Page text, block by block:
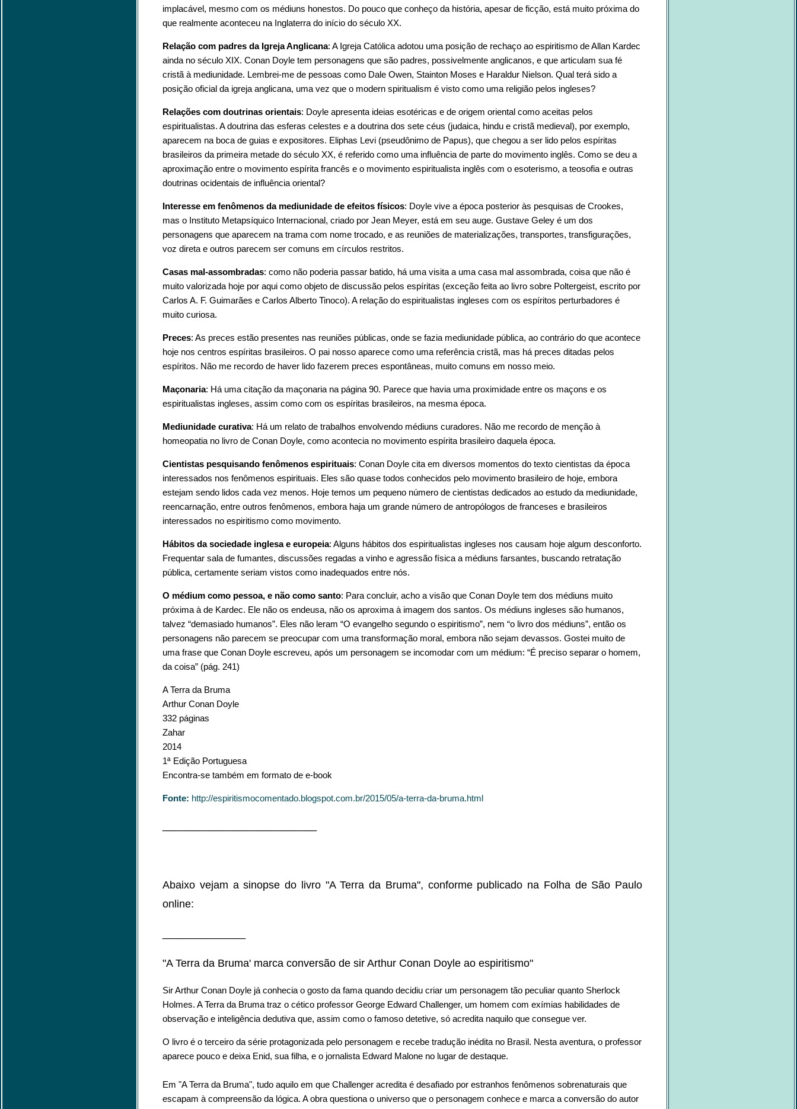
implacável, mesmo com os médiuns honestos. Do pouco que conheço da história, apesar de ficção, está muito próxima do
que realmente aconteceu na Inglaterra do início do século XX.
Relação com padres da Igreja Anglicana: A Igreja Católica adotou uma posição de rechaço ao espiritismo de Allan Kardec
ainda no século XIX. Conan Doyle tem personagens que são padres, possivelmente anglicanos, e que articulam sua fé
cristã à mediunidade. Lembrei-me de pessoas como Dale Owen, Stainton Moses e Haraldur Nielson. Qual terá sido a
posição oficial da igreja anglicana, uma vez que o modern spiritualism é visto como uma religião pelos ingleses?
Relações com doutrinas orientais: Doyle apresenta ideias esotéricas e de origem oriental como aceitas pelos
espiritualistas. A doutrina das esferas celestes e a doutrina dos sete céus (judaica, hindu e cristã medieval), por exemplo,
aparecem na boca de guias e expositores. Eliphas Levi (pseudônimo de Papus), que chegou a ser lido pelos espíritas
brasileiros da primeira metade do século XX, é referido como uma influência de parte do movimento inglês. Como se deu a
aproximação entre o movimento espírita francês e o movimento espiritualista inglês com o esoterismo, a teosofia e outras
doutrinas ocidentais de influência oriental?
Interesse em fenômenos da mediunidade de efeitos físicos: Doyle vive a época posterior às pesquisas de Crookes,
mas o Instituto Metapsíquico Internacional, criado por Jean Meyer, está em seu auge. Gustave Geley é um dos
personagens que aparecem na trama com nome trocado, e as reuniões de materializações, transportes, transfigurações,
voz direta e outros parecem ser comuns em círculos restritos.
Casas mal-assombradas: como não poderia passar batido, há uma visita a uma casa mal assombrada, coisa que não é
muito valorizada hoje por aqui como objeto de discussão pelos espíritas (exceção feita ao livro sobre Poltergeist, escrito por
Carlos A. F. Guimarães e Carlos Alberto Tinoco). A relação do espiritualistas ingleses com os espíritos perturbadores é
muito curiosa.
Preces: As preces estão presentes nas reuniões públicas, onde se fazia mediunidade pública, ao contrário do que acontece
hoje nos centros espíritas brasileiros. O pai nosso aparece como uma referência cristã, mas há preces ditadas pelos
espíritos. Não me recordo de haver lido fazerem preces espontâneas, muito comuns em nosso meio.
Maçonaria: Há uma citação da maçonaria na página 90. Parece que havia uma proximidade entre os maçons e os
espiritualistas ingleses, assim como com os espíritas brasileiros, na mesma época.
Mediunidade curativa: Há um relato de trabalhos envolvendo médiuns curadores. Não me recordo de menção à
homeopatia no livro de Conan Doyle, como acontecia no movimento espírita brasileiro daquela época.
Cientistas pesquisando fenômenos espirituais: Conan Doyle cita em diversos momentos do texto cientistas da época
interessados nos fenômenos espirituais. Eles são quase todos conhecidos pelo movimento brasileiro de hoje, embora
estejam sendo lidos cada vez menos. Hoje temos um pequeno número de cientistas dedicados ao estudo da mediunidade,
reencarnação, entre outros fenômenos, embora haja um grande número de antropólogos de franceses e brasileiros
interessados no espiritismo como movimento.
Hábitos da sociedade inglesa e europeia: Alguns hábitos dos espiritualistas ingleses nos causam hoje algum desconforto.
Frequentar sala de fumantes, discussões regadas a vinho e agressão física a médiuns farsantes, buscando retratação
pública, certamente seriam vistos como inadequados entre nós.
O médium como pessoa, e não como santo: Para concluir, acho a visão que Conan Doyle tem dos médiuns muito
próxima à de Kardec. Ele não os endeusa, não os aproxima à imagem dos santos. Os médiuns ingleses são humanos,
talvez “demasiado humanos”. Eles não leram “O evangelho segundo o espiritismo”, nem “o livro dos médiuns”, então os
personagens não parecem se preocupar com uma transformação moral, embora não sejam devassos. Gostei muito de
uma frase que Conan Doyle escreveu, após um personagem se incomodar com um médium: “É preciso separar o homem,
da coisa” (pág. 241)
A Terra da Bruma
Arthur Conan Doyle
332 páginas
Zahar
2014
1ª Edição Portuguesa
Encontra-se também em formato de e-book
Fonte: http://espiritismocomentado.blogspot.com.br/2015/05/a-terra-da-bruma.html
Abaixo vejam a sinopse do livro "A Terra da Bruma", conforme publicado na Folha de São Paulo
online:
"A Terra da Bruma' marca conversão de sir Arthur Conan Doyle ao espiritismo"
Sir Arthur Conan Doyle já conhecia o gosto da fama quando decidiu criar um personagem tão peculiar quanto Sherlock
Holmes. A Terra da Bruma traz o cético professor George Edward Challenger, um homem com exímias habilidades de
observação e inteligência dedutiva que, assim como o famoso detetive, só acredita naquilo que consegue ver.
O livro é o terceiro da série protagonizada pelo personagem e recebe tradução inédita no Brasil. Nesta aventura, o professor
aparece pouco e deixa Enid, sua filha, e o jornalista Edward Malone no lugar de destaque.
Em "A Terra da Bruma", tudo aquilo em que Challenger acredita é desafiado por estranhos fenômenos sobrenaturais que
escapam à compreensão da lógica. A obra questiona o universo que o personagem conhece e marca a conversão do autor